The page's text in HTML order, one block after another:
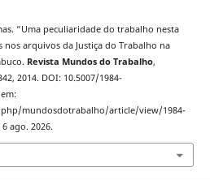
“Uma peculiaridade do trabalho nesta
arquivos da Justiça do Trabalho na
Revista Mundos do Trabalho,
2014. DOI: 10.5007/1984-
mundosdotrabalho/article/view/1984-
ago. 2026.